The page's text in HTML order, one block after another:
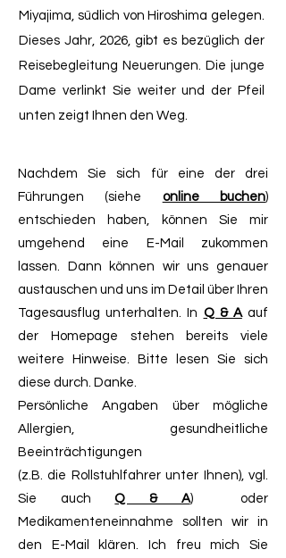
Miyajima, südlich von Hiroshima gelegen.
Dieses Jahr, 2026, gibt es bezüglich der
Reisebegleitung Neuerungen. Die junge
Dame verlinkt Sie weiter und der Pfeil
unten zeigt Ihnen den Weg.
Nachdem Sie sich für eine der drei
Führungen (siehe online buchen)
entschieden haben, können Sie mir
umgehend eine E-Mail zukommen
lassen. Dann können wir uns genauer
austauschen und uns im Detail über Ihren
Tagesausflug unterhalten. In Q & Aauf
der Homepage stehen bereits viele
weitere Hinweise. Bitte lesen Sie sich
diese durch. Danke.
Persönliche Angaben über mögliche
Allergien, gesundheitliche
Beeinträchtigungen
(z.B. die Rollstuhlfahrer unter Ihnen), vgl.
Sie auchQ & A) oder
Medikamenteneinnahme sollten wir in
den E-Mail klären. Ich freu mich Sie